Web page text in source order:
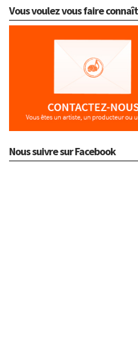
Vous voulez vous faire
Nous suivre sur Facebook